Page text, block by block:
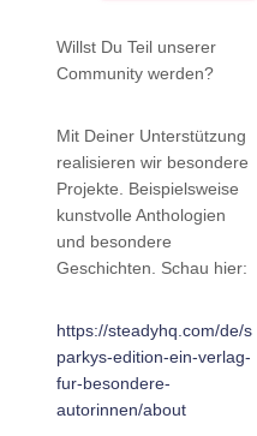
Willst Du Teil unserer
Community werden?
Mit Deiner Unterstützung
realisieren wir besondere
Projekte. Beispielsweise
kunstvolle Anthologien
und besondere
Geschichten. Schau hier:
https://steadyhq.com/de/s
parkys-edition-ein-verlag-
fur-besondere-
autorinnen/about